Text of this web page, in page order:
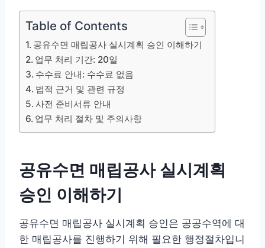
Table of Contents
공유수면 매립공사 실시계획 승인 이해하기
업무 처리 기간: 20일
수수료 안내: 수수료 없음
법적 근거 및 관련 규정
사전 준비서류 안내
업무 처리 절차 및 주의사항
공유수면 매립공사 실시계획
승인 이해하기
공유수면 매립공사 실시계획 승인은 공공수역에 대
한 매립공사를 진행하기 위해 필요한 행정절차입니